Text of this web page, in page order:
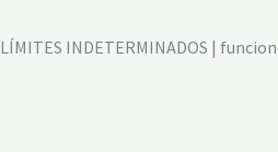
LÍMITES INDETERMINADOS |